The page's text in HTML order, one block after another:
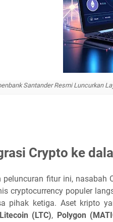
Santander Resmi Luncurkan
Crypto ke
peluncuran fitur ini, nasabah
cryptocurrency populer
pihak ketiga. Aset kripto
Litecoin (LTC), Polygon